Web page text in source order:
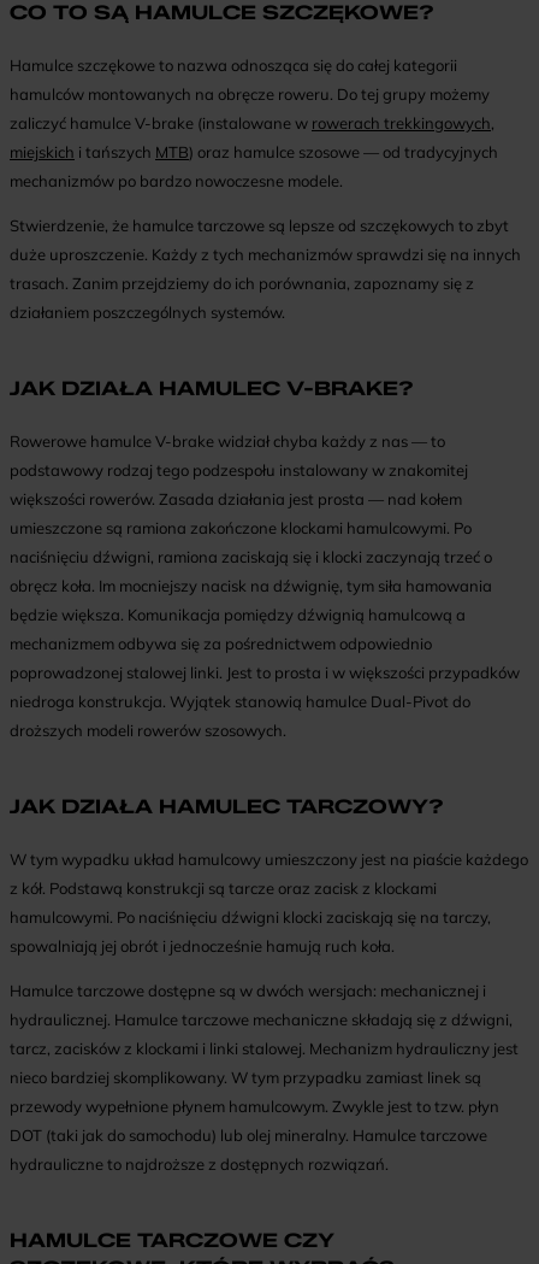
CO TO SĄ HAMULCE SZCZĘKOWE?
Hamulce szczękowe to nazwa odnosząca się do całej kategorii
hamulców montowanych na obręcze roweru. Do tej grupy możemy
zaliczyć hamulce V-brake (instalowane w rowerach trekkingowych,
miejskich i tańszych MTB) oraz hamulce szosowe — od tradycyjnych
mechanizmów po bardzo nowoczesne modele.
Stwierdzenie, że hamulce tarczowe są lepsze od szczękowych to zbyt
duże uproszczenie. Każdy z tych mechanizmów sprawdzi się na innych
trasach. Zanim przejdziemy do ich porównania, zapoznamy się z
działaniem poszczególnych systemów.
JAK DZIAŁA HAMULEC V-BRAKE?
Rowerowe hamulce V-brake widział chyba każdy z nas — to
podstawowy rodzaj tego podzespołu instalowany w znakomitej
większości rowerów. Zasada działania jest prosta — nad kołem
umieszczone są ramiona zakończone klockami hamulcowymi. Po
naciśnięciu dźwigni, ramiona zaciskają się i klocki zaczynają trzeć o
obręcz koła. Im mocniejszy nacisk na dźwignię, tym siła hamowania
będzie większa. Komunikacja pomiędzy dźwignią hamulcową a
mechanizmem odbywa się za pośrednictwem odpowiednio
poprowadzonej stalowej linki. Jest to prosta i w większości przypadków
niedroga konstrukcja. Wyjątek stanowią hamulce Dual-Pivot do
droższych modeli rowerów szosowych.
JAK DZIAŁA HAMULEC TARCZOWY?
W tym wypadku układ hamulcowy umieszczony jest na piaście każdego
z kół. Podstawą konstrukcji są tarcze oraz zacisk z klockami
hamulcowymi. Po naciśnięciu dźwigni klocki zaciskają się na tarczy,
spowalniają jej obrót i jednocześnie hamują ruch koła.
Hamulce tarczowe dostępne są w dwóch wersjach: mechanicznej i
hydraulicznej. Hamulce tarczowe mechaniczne składają się z dźwigni,
tarcz, zacisków z klockami i linki stalowej. Mechanizm hydrauliczny jest
nieco bardziej skomplikowany. W tym przypadku zamiast linek są
przewody wypełnione płynem hamulcowym. Zwykle jest to tzw. płyn
DOT (taki jak do samochodu) lub olej mineralny. Hamulce tarczowe
hydrauliczne to najdroższe z dostępnych rozwiązań.
HAMULCE TARCZOWE CZY